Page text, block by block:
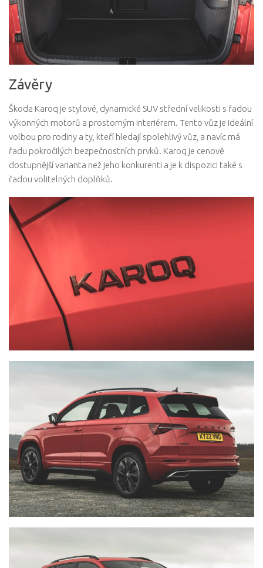
Závěry
Škoda Karoq je stylové, dynamické SUV střední velikosti s řadou
výkonných motorů a prostorným interiérem. Tento vůz je ideální
volbou pro rodiny a ty, kteří hledají spolehlivý vůz, a navíc má
řadu pokročilých bezpečnostních prvků. Karoq je cenově
dostupnější varianta než jeho konkurenti a je k dispozici také s
řadou volitelných doplňků.